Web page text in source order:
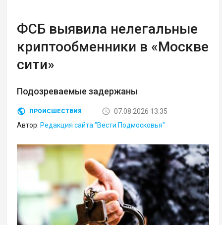
ФСБ выявила нелегальные
криптообменники в «Москве
сити»
Подозреваемые задержаны
ПРОИСШЕСТВИЯ
07.08.2026 13:35
Автор: Редакция сайта "Вести Подмосковья"